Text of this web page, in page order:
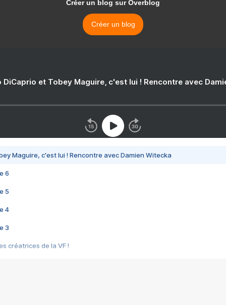
Créer un blog sur Overblog
Créer un blog
DiCaprio et Tobey Maguire, c'est lui ! Rencontre avec
Maguire, c'est lui ! Rencontre avec Damien Witecka
6
5
4
3
créatrices de la VF !